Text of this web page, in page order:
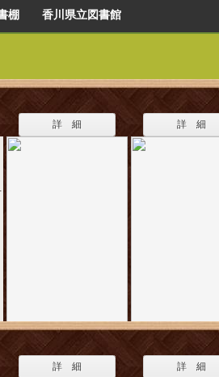
棚 香川県立図書館
詳 細 詳 細
詳 細 詳 細